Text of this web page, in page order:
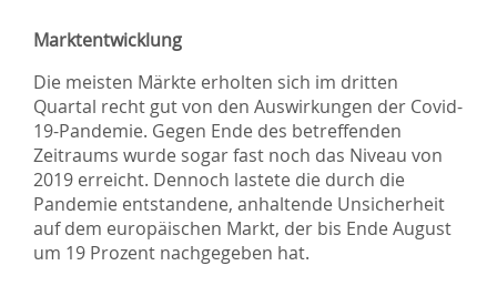
Marktentwicklung
Die meisten Märkte erholten sich im dritten
Quartal recht gut von den Auswirkungen der Covid-
19-Pandemie. Gegen Ende des betreffenden
Zeitraums wurde sogar fast noch das Niveau von
2019 erreicht. Dennoch lastete die durch die
Pandemie entstandene, anhaltende Unsicherheit
auf dem europäischen Markt, der bis Ende August
um 19 Prozent nachgegeben hat.